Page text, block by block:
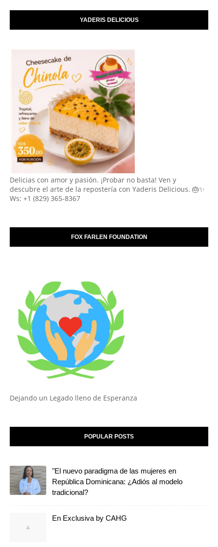
YADERIS DELICIOUS
Delicias con amor y pasión. ¡Probar no basta! Ven y
descubre el arte de la repostería con Yaderis Delicious. 🎂✨
Ws: +1 (829) 365-8367
FOX FARLEN FOUNDATION
Dejando un Legado lleno de Esperanza
POPULAR POSTS
"El nuevo paradigma de las mujeres en
República Dominicana: ¿Adiós al modelo
tradicional?
En Exclusiva by CAHG